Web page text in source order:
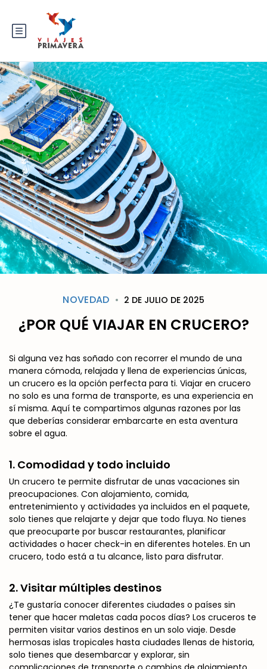
NOVEDAD 2 DE JULIO DE 2025
¿POR QUÉ VIAJAR EN CRUCERO?
Si alguna vez has soñado con recorrer el mundo de una
manera cómoda, relajada y llena de experiencias únicas,
un crucero es la opción perfecta para ti. Viajar en crucero
no solo es una forma de transporte, es una experiencia en
sí misma. Aquí te compartimos algunas razones por las
que deberías considerar embarcarte en esta aventura
sobre el agua.
1. Comodidad y todo incluido
Un crucero te permite disfrutar de unas vacaciones sin
preocupaciones. Con alojamiento, comida,
entretenimiento y actividades ya incluidos en el paquete,
solo tienes que relajarte y dejar que todo fluya. No tienes
que preocuparte por buscar restaurantes, planificar
actividades o hacer check-in en diferentes hoteles. En un
crucero, todo está a tu alcance, listo para disfrutar.
2.Visitar múltiples destinos
¿Te gustaría conocer diferentes ciudades o países sin
tener que hacer maletas cada pocos días? Los cruceros te
permiten visitar varios destinos en un solo viaje. Desde
hermosas islas tropicales hasta ciudades llenas de historia,
solo tienes que desembarcar y explorar, sin